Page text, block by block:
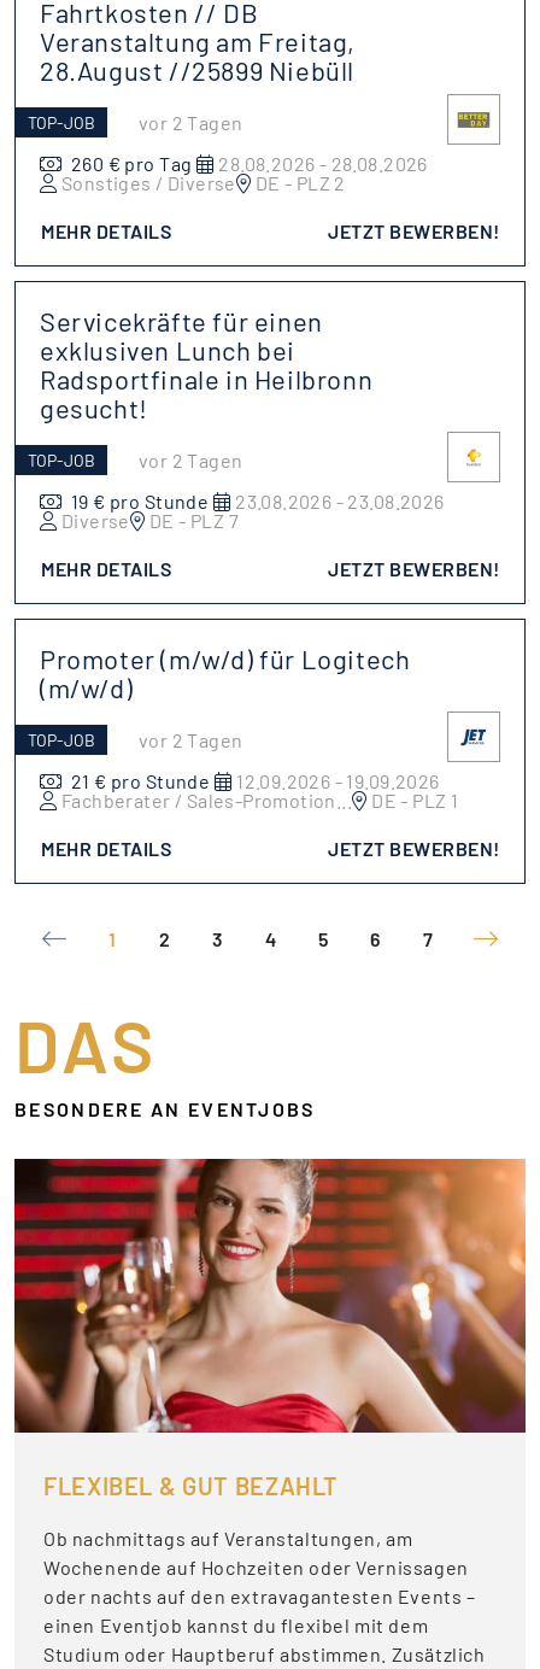
Fahrtkosten // DB
Veranstaltung am Freitag,
28.August //25899 Niebüll
TOP-JOB
vor 2 Tagen
260 € pro Tag
28.08.2026 - 28.08.2026
Sonstiges / Diverse
DE - PLZ 2
MEHR DETAILS JETZT BEWERBEN!
Servicekräfte für einen
exklusiven Lunch bei
Radsportfinale in Heilbronn
gesucht!
TOP-JOB
vor 2 Tagen
19 € pro Stunde
23.08.2026 - 23.08.2026
Diverse
DE - PLZ 7
MEHR DETAILS JETZT BEWERBEN!
Promoter (m/w/d) für Logitech
(m/w/d)
TOP-JOB
vor 2 Tagen
21 € pro Stunde
12.09.2026 - 19.09.2026
Fachberater / Sales-Promotion ... DE - PLZ 1
MEHR DETAILS JETZT BEWERBEN!
1 2 3 4 5 6 7
DAS
BESONDERE AN EVENTJOBS
FLEXIBEL & GUT BEZAHLT
Ob nachmittags auf Veranstaltungen, am
Wochenende auf Hochzeiten oder Vernissagen
oder nachts auf den extravagantesten Events –
einen Eventjob kannst du flexibel mit dem
Studium oder Hauptberuf abstimmen. Zusätzlich